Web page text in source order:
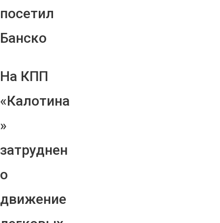
посетил
Банско
На КПП
«Калотина
»
затруднен
о
движение